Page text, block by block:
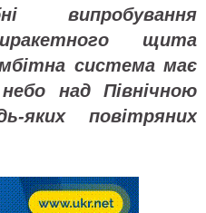
випробування
щита
система має
над Північною
яких повітряних